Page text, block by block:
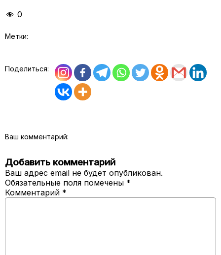
0
Метки:
Поделиться:
Ваш комментарий:
Добавить комментарий
Ваш адрес email не будет опубликован.
Обязательные поля помечены *
Комментарий *